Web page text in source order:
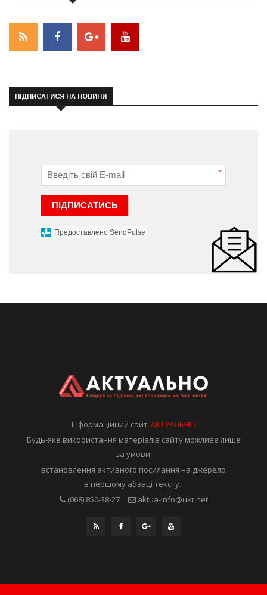
ПІДПИСАТИСЯ НА НОВИНИ
*
ПІДПИСАТИСЬ
Предоставлено SendPulse
Інформаційний сайтАКТУАЛЬНО
Будь-яке використання матеріалів сайту можливе лише
за умови
встановлення активного посилання на джерело
в першому абзаці тексту.
(068) 850-38-27
aktua-info@ukr.net